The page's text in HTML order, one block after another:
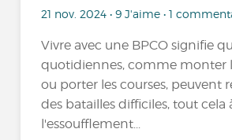
21 nov. 2024 • 9 J'aime • 1
Vivre avec une BPCO signifie
quotidiennes, comme monter
ou porter les courses, peuvent
des batailles difficiles, tout cela
l'essoufflement...